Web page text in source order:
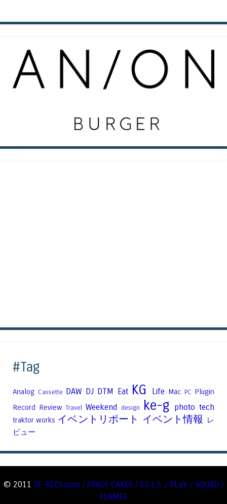
#Tag
Analog Cassette DAW DJ DTM Eat KG Life Mac PC Plugin
Record Review Travel Weekend design ke-g photo tech
traktor works イベントリポート イベント情報
レ
ビュー
© 2011 SC-RECS.com / SPACE CAKES / S.C.L.S. / PLaY. / SQUAD /
FLAMES